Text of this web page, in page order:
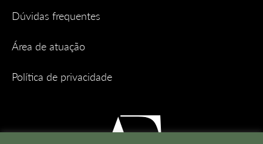
Dúvidas frequentes
Área de atuação
Política de privacidade